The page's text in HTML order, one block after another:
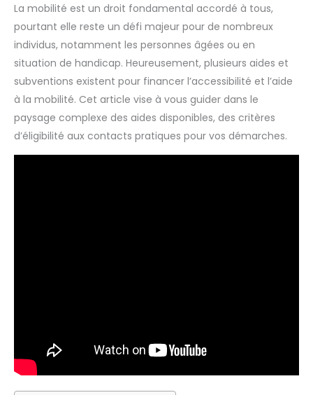
La mobilité est un droit fondamental accordé à tous,
pourtant elle reste un défi majeur pour de nombreux
individus, notamment les personnes âgées ou en
situation de handicap. Heureusement, plusieurs aides et
subventions existent pour financer l’accessibilité et l’aide
à la mobilité. Cet article vise à vous guider dans le
paysage complexe des aides disponibles, des critères
d’éligibilité aux contacts pratiques pour vos démarches.